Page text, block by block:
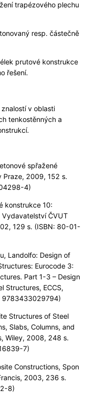
trapézového plechu
resp. částečně
prutové konstrukce
řešení.
v oblasti
tenkostěnných a
spřažené
Praze, 2009, 152 s.
4)
konstrukce 10:
ČVUT
129 s. (ISBN: 80-01-
Landolfo: Design of
Eurocode 3:
Part 1-3 – Design
Structures, ECCS,
9783433029794)
Structures of Steel
Slabs, Columns, and
Wiley, 2008, 248 s.
7)
Constructions, Spon
2003, 236 s.
8)